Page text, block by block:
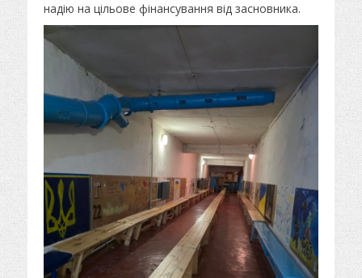
надію на цільове фінансування від засновника.